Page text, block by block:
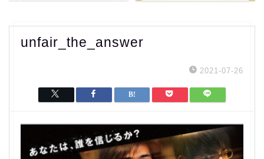
unfair_the_answer
2021-07-26